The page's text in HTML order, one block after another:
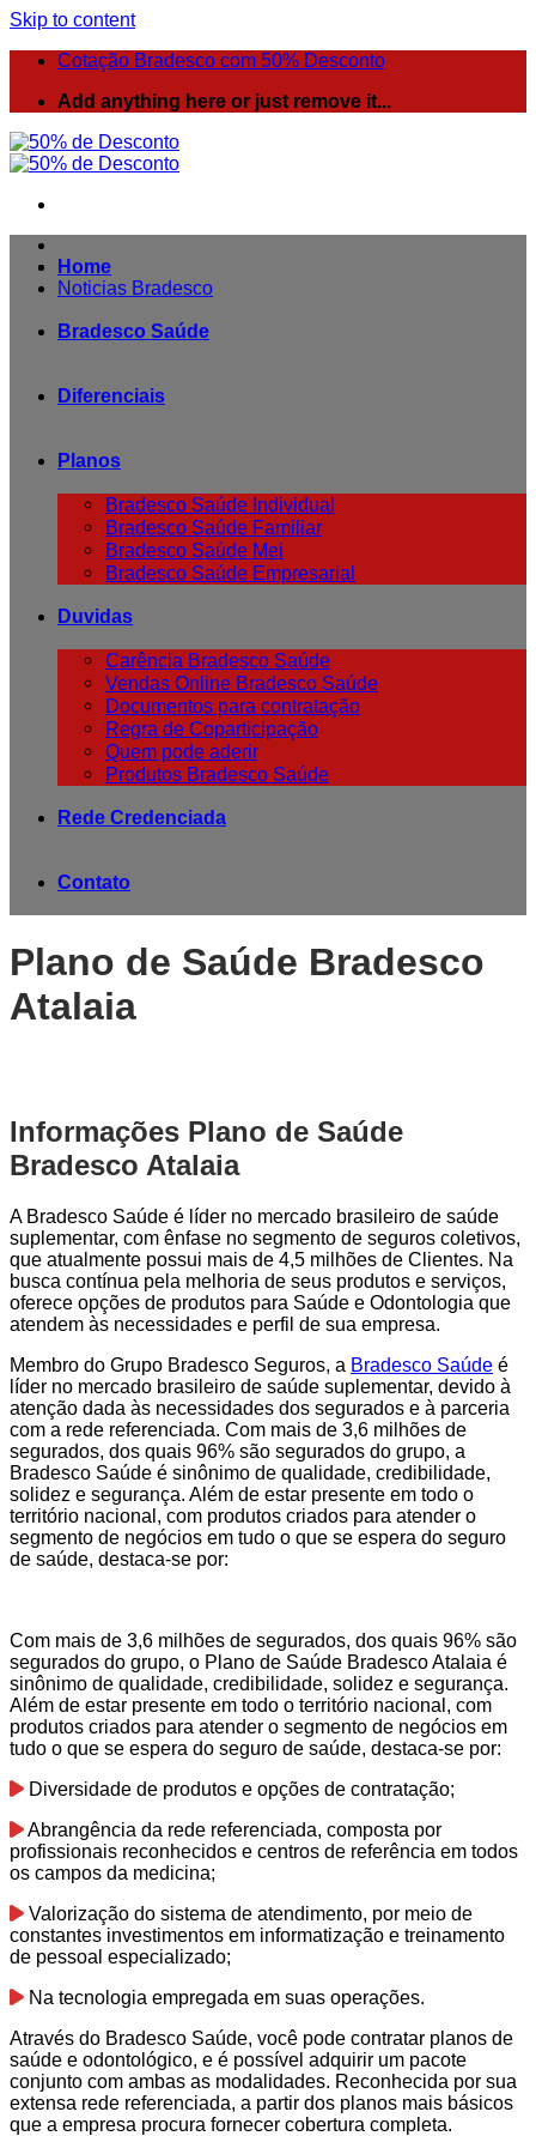
Skip to content
Cotação Bradesco com 50% Desconto
Add anything here or just remove it...
Noticias Bradesco
Home
Bradesco Saúde
Diferenciais
Planos
Bradesco Saúde Individual
Bradesco Saúde Familiar
Bradesco Saúde Mei
Bradesco Saúde Empresarial
Duvidas
Carência Bradesco Saúde
Vendas Online Bradesco Saúde
Documentos para contratação
Regra de Coparticipação
Quem pode aderir
Produtos Bradesco Saúde
Rede Credenciada
Contato
Plano de Saúde Bradesco
Atalaia
Informações Plano de Saúde
Bradesco Atalaia
A Bradesco Saúde é líder no mercado brasileiro de saúde
suplementar, com ênfase no segmento de seguros coletivos,
que atualmente possui mais de 4,5 milhões de Clientes. Na
busca contínua pela melhoria de seus produtos e serviços,
oferece opções de produtos para Saúde e Odontologia que
atendem às necessidades e perfil de sua empresa.
Membro do Grupo Bradesco Seguros, a Bradesco Saúde é
líder no mercado brasileiro de saúde suplementar, devido à
atenção dada às necessidades dos segurados e à parceria
com a rede referenciada. Com mais de 3,6 milhões de
segurados, dos quais 96% são segurados do grupo, a
Bradesco Saúde é sinônimo de qualidade, credibilidade,
solidez e segurança. Além de estar presente em todo o
território nacional, com produtos criados para atender o
segmento de negócios em tudo o que se espera do seguro
de saúde, destaca-se por:
Com mais de 3,6 milhões de segurados, dos quais 96% são
segurados do grupo, o Plano de Saúde Bradesco Atalaia é
sinônimo de qualidade, credibilidade, solidez e segurança.
Além de estar presente em todo o território nacional, com
produtos criados para atender o segmento de negócios em
tudo o que se espera do seguro de saúde, destaca-se por:
Diversidade de produtos e opções de contratação;
Abrangência da rede referenciada, composta por
profissionais reconhecidos e centros de referência em todos
os campos da medicina;
Valorização do sistema de atendimento, por meio de
constantes investimentos em informatização e treinamento
de pessoal especializado;
Na tecnologia empregada em suas operações.
Através do Bradesco Saúde, você pode contratar planos de
saúde e odontológico, e é possível adquirir um pacote
conjunto com ambas as modalidades. Reconhecida por sua
extensa rede referenciada, a partir dos planos mais básicos
que a empresa procura fornecer cobertura completa.